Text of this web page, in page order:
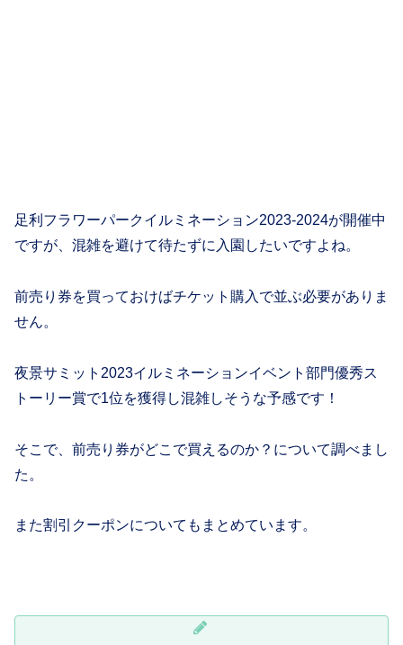
足利フラワーパークイルミネーション2023-2024が開催中
ですが、混雑を避けて待たずに入園したいですよね。
前売り券を買っておけばチケット購入で並ぶ必要がありま
せん。
夜景サミット2023イルミネーションイベント部門優秀ス
トーリー賞で1位を獲得し混雑しそうな予感です！
そこで、前売り券がどこで買えるのか？について調べまし
た。
また割引クーポンについてもまとめています。